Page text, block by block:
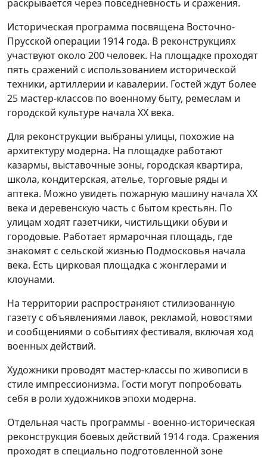
раскрывается через повседневность и сражения.
Историческая программа посвящена Восточно-
Прусской операции 1914 года. В реконструкциях
участвуют около 200 человек. На площадке проходят
пять сражений с использованием исторической
техники, артиллерии и кавалерии. Гостей ждут более
25 мастер-классов по военному быту, ремеслам и
городской культуре начала XX века.
Для реконструкции выбраны улицы, похожие на
архитектуру модерна. На площадке работают
казармы, выставочные зоны, городская квартира,
школа, кондитерская, ателье, торговые ряды и
аптека. Можно увидеть пожарную машину начала XX
века и деревенскую часть с бытом крестьян. По
улицам ходят газетчики, чистильщики обуви и
городовые. Работает ярмарочная площадь, где
знакомят с сельской жизнью Подмосковья начала
века. Есть цирковая площадка с жонглерами и
клоунами.
На территории распространяют стилизованную
газету с объявлениями лавок, рекламой, новостями
и сообщениями о событиях фестиваля, включая ход
военных действий.
Художники проводят мастер-классы по живописи в
стиле импрессионизма. Гости могут попробовать
себя в роли художников эпохи модерна.
Отдельная часть программы - военно-историческая
реконструкция боевых действий 1914 года. Сражения
проходят в специально подготовленной зоне
ТV-программа